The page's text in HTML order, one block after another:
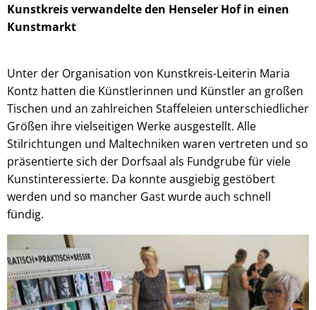
Kunstkreis verwandelte den Henseler Hof in einen
Kunstmarkt
Unter der Organisation von Kunstkreis-Leiterin Maria
Kontz hatten die Künstlerinnen und Künstler an großen
Tischen und an zahlreichen Staffeleien unterschiedlicher
Größen ihre vielseitigen Werke ausgestellt. Alle
Stilrichtungen und Maltechniken waren vertreten und so
präsentierte sich der Dorfsaal als Fundgrube für viele
Kunstinteressierte. Da konnte ausgiebig gestöbert
werden und so mancher Gast wurde auch schnell
fündig.